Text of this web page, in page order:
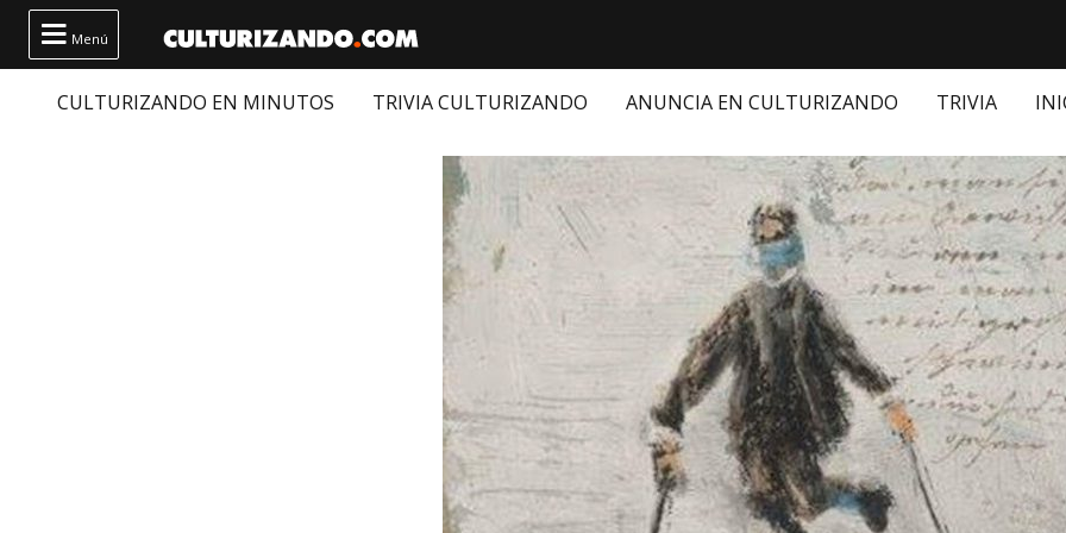
 Menú
CULTURIZANDO EN MINUTOS TRIVIA CULTURIZANDO ANUNCIA EN CULTURIZANDO TRIVIA